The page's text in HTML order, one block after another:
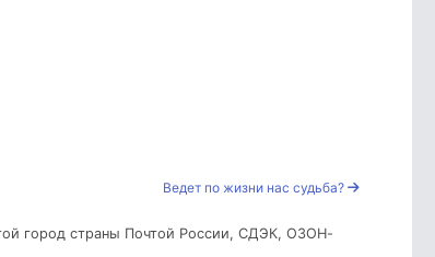
Ведет по жизни нас судьба?
город страны Почтой России, СДЭК, ОЗОН-